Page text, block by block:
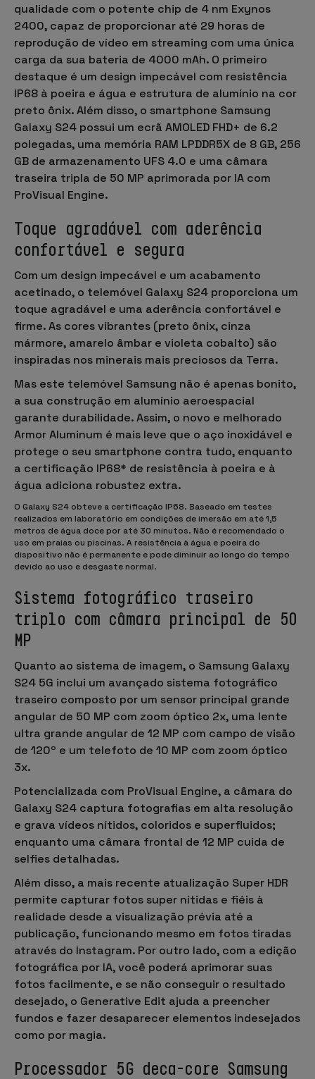
qualidade com o potente chip de 4 nm Exynos
2400, capaz de proporcionar até 29 horas de
reprodução de vídeo em streaming com uma única
carga da sua bateria de 4000 mAh. O primeiro
destaque é um design impecável com resistência
IP68 à poeira e água e estrutura de alumínio na cor
preto ônix. Além disso, o smartphone Samsung
Galaxy S24 possui um ecrã AMOLED FHD+ de 6.2
polegadas, uma memória RAM LPDDR5X de 8 GB, 256
GB de armazenamento UFS 4.0 e uma câmara
traseira tripla de 50 MP aprimorada por IA com
ProVisual Engine.
Toque agradável com aderência
confortável e segura
Com um design impecável e um acabamento
acetinado, o telemóvel Galaxy S24 proporciona um
toque agradável e uma aderência confortável e
firme. As cores vibrantes (preto ônix, cinza
mármore, amarelo âmbar e violeta cobalto) são
inspiradas nos minerais mais preciosos da Terra.
Mas este telemóvel Samsung não é apenas bonito,
a sua construção em alumínio aeroespacial
garante durabilidade. Assim, o novo e melhorado
Armor Aluminum é mais leve que o aço inoxidável e
protege o seu smartphone contra tudo, enquanto
a certificação IP68* de resistência à poeira e à
água adiciona robustez extra.
O Galaxy S24 obteve a certificação IP68. Baseado em testes
realizados em laboratório em condições de imersão em até 1,5
metros de água doce por até 30 minutos. Não é recomendado o
uso em praias ou piscinas. A resistência à água e poeira do
dispositivo não é permanente e pode diminuir ao longo do tempo
devido ao uso e desgaste normal.
Sistema fotográfico traseiro
triplo com câmara principal de 50
MP
Quanto ao sistema de imagem, o Samsung Galaxy
S24 5G inclui um avançado sistema fotográfico
traseiro composto por um sensor principal grande
angular de 50 MP com zoom óptico 2x, uma lente
ultra grande angular de 12 MP com campo de visão
de 120º e um telefoto de 10 MP com zoom óptico
3x.
Potencializada com ProVisual Engine, a câmara do
Galaxy S24 captura fotografias em alta resolução
e grava vídeos nítidos, coloridos e superfluidos;
enquanto uma câmara frontal de 12 MP cuida de
selfies detalhadas.
Além disso, a mais recente atualização Super HDR
permite capturar fotos super nítidas e fiéis à
realidade desde a visualização prévia até a
publicação, funcionando mesmo em fotos tiradas
através do Instagram. Por outro lado, com a edição
fotográfica por IA, você poderá aprimorar suas
fotos facilmente, e se não conseguir o resultado
desejado, o Generative Edit ajuda a preencher
fundos e fazer desaparecer elementos indesejados
como por magia.
Processador 5G deca-core Samsung